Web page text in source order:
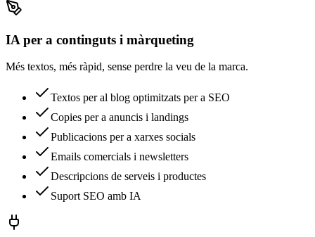
IA per a continguts i màrqueting
Més textos, més ràpid, sense perdre la veu de la marca.
Textos per al blog optimitzats per a SEO
Copies per a anuncis i landings
Publicacions per a xarxes socials
Emails comercials i newsletters
Descripcions de serveis i productes
Suport SEO amb IA